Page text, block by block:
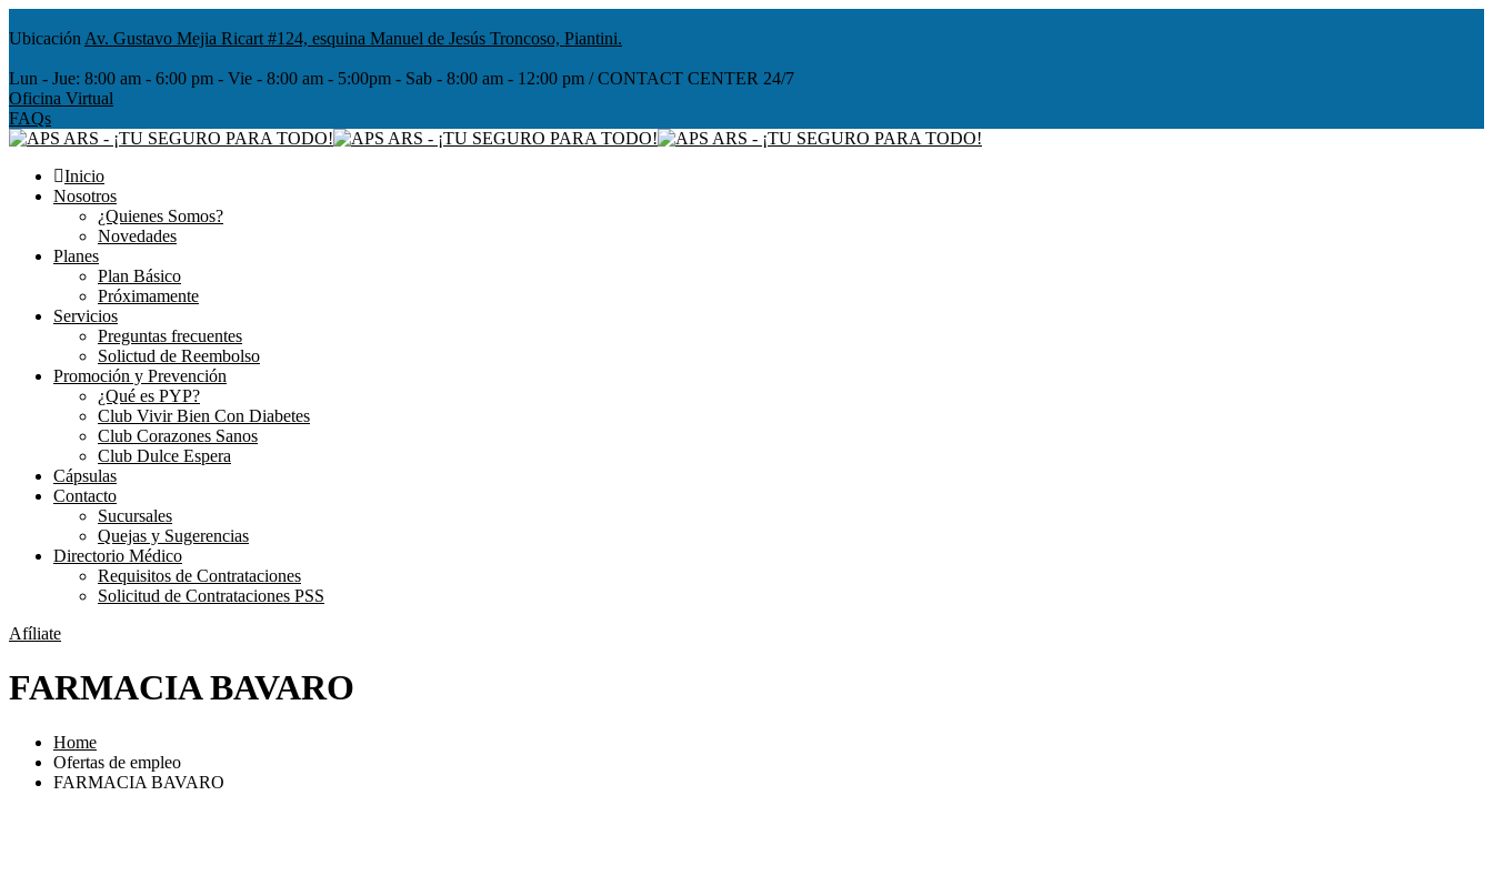
Ubicación Av. Gustavo Mejia Ricart #124, esquina Manuel de Jesús Troncoso, Piantini.
Lun - Jue: 8:00 am - 6:00 pm - Vie - 8:00 am - 5:00pm - Sab - 8:00 am - 12:00 pm / CONTACT CENTER 24/7
Oficina Virtual
FAQs
Inicio
Nosotros
¿Quienes Somos?
Novedades
Planes
Plan Básico
Próximamente
Servicios
Preguntas frecuentes
Solictud de Reembolso
Promoción y Prevención
¿Qué es PYP?
Club Vivir Bien Con Diabetes
Club Corazones Sanos
Club Dulce Espera
Cápsulas
Contacto
Sucursales
Quejas y Sugerencias
Directorio Médico
Requisitos de Contrataciones
Solicitud de Contrataciones PSS
Afíliate
FARMACIA BAVARO
Home
Ofertas de empleo
FARMACIA BAVARO